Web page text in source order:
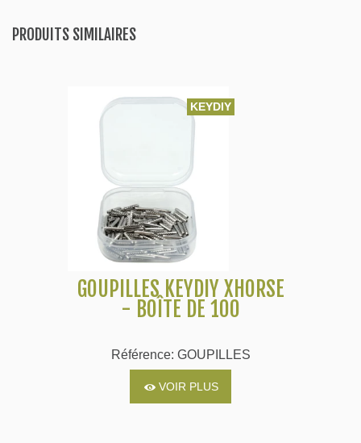
PRODUITS SIMILAIRES
KEYDIY
GOUPILLES KEYDIY XHORSE
- BOÎTE DE 100
Référence: GOUPILLES
VOIR PLUS